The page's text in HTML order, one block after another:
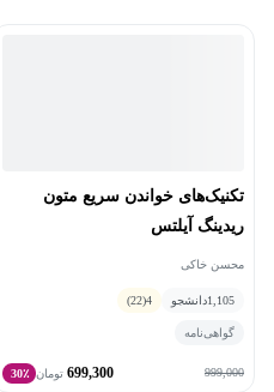
کاربردهای ابررسانایی و
حسگرهای مغناطیسی
محمد اخوان (دانشگاه صنعتی
تکنیک‌های خواندن سریع متون
ریدینگ آیلتس
محسن خاکی
1,105دانشجو 4
(22)
گواهی‌نامه
999,000
699,300 تومان 30٪